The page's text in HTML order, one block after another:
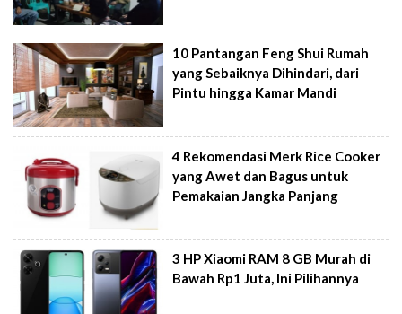
10 Pantangan Feng Shui Rumah
yang Sebaiknya Dihindari, dari
Pintu hingga Kamar Mandi
4 Rekomendasi Merk Rice Cooker
yang Awet dan Bagus untuk
Pemakaian Jangka Panjang
3 HP Xiaomi RAM 8 GB Murah di
Bawah Rp1 Juta, Ini Pilihannya